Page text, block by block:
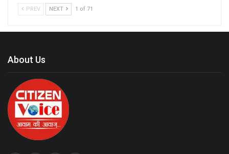
PREV NEXT 1 of 71
About Us